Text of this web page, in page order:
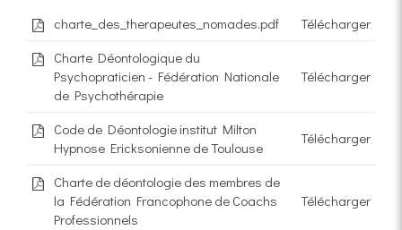
charte_des_therapeutes_nomades.pdf
Télécharger
Charte Déontologique du
Psychopraticien - Fédération Nationale
de Psychothérapie
Télécharger
Code de Déontologie institut Milton
Hypnose Ericksonienne de Toulouse
Télécharger
Charte de déontologie des membres de
la Fédération Francophone de Coachs
Professionnels
Télécharger